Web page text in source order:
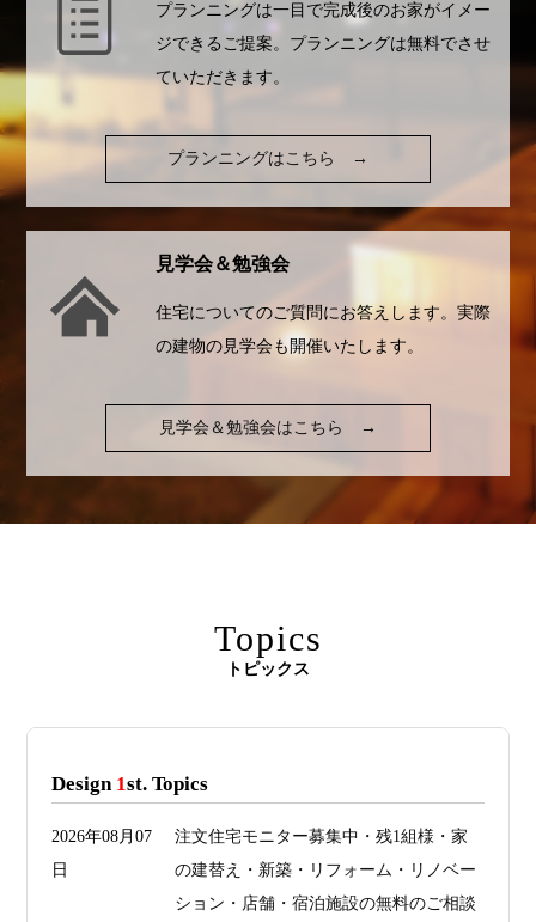
プランニングは一目で完成後のお家がイメー
ジできるご提案。プランニングは無料でさせ
ていただきます。
プランニングはこちら →
見学会＆勉強会
住宅についてのご質問にお答えします。実際
の建物の見学会も開催いたします。
見学会＆勉強会はこちら →
Topics
トピックス
Design 1st. Topics
2026年08月07
日
注文住宅モニター募集中・残1組様・家
の建替え・新築・リフォーム・リノベー
ション・店舗・宿泊施設の無料のご相談